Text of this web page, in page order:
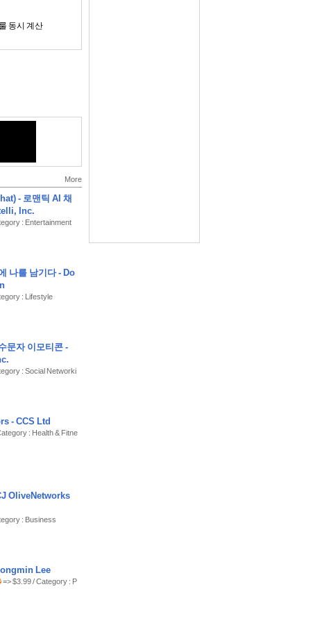
동시 계산
과 조리개를 자동 추
달력
보 + 전 세계 조석
경 사진가
능을 영구 사용
외부로 전송·수집하
TUM, CC
사용하지 마세요
More
- 로맨틱 AI 채
Inc.
: Entertainment
나를 남기다 - Do
: Lifestyle
문자 이모티콘 -
: Social Networki
- CCS Ltd
: Health & Fitne
OliveNetworks
: Business
Lee
=> $3.99 / Category : P